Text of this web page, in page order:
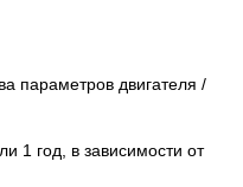
параметров двигателя /
1 год, в зависимости от